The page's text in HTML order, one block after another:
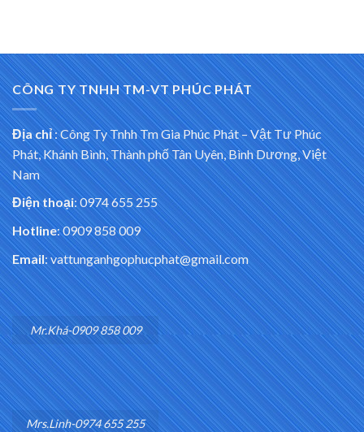
CÔNG TY TNHH TM-VT PHÚC PHÁT
Địa chỉ:Công Ty Tnhh Tm Gia Phúc Phát – Vật Tư Phúc
Phát, Khánh Bình, Thành phố Tân Uyên, Bình Dương, Việt
Nam
Điện thoại: 0974 655 255
Hotline: 0909 858 009
Email: vattunganhgophucphat@gmail.com
Mr.Khá-0909 858 009
Mrs.Linh-0974 655 255